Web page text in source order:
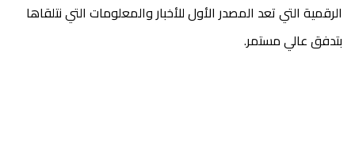
الرقمية التي تعد المصدر الأول للأخبار والمعلومات التي نتلقاها
بتدفق عالي مستمر.